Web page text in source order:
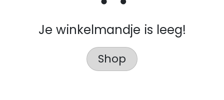
Je winkelmandje is leeg!
Shop